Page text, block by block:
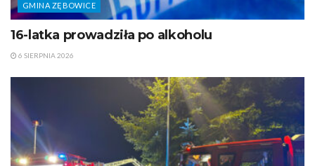
GMINA ZĘBOWICE
16-latka prowadziła po alkoholu
6 SIERPNIA 2026